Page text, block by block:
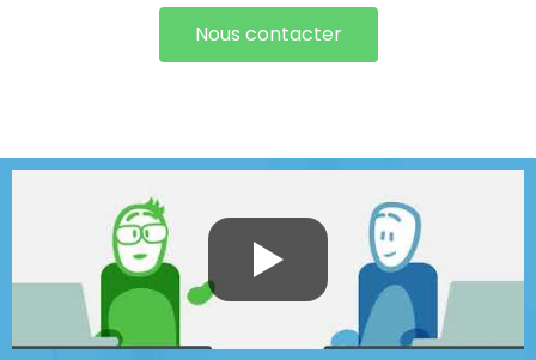
Nous contacter